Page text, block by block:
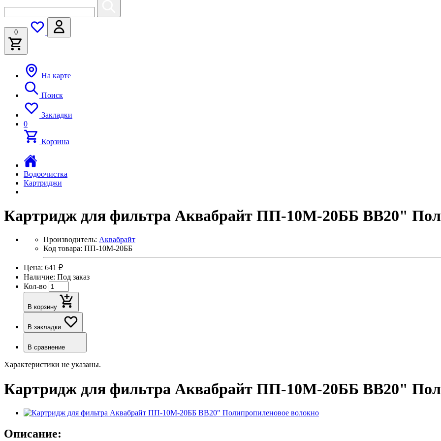
0
На карте
Поиск
Закладки
0
Корзина
Водоочистка
Картриджи
Картридж для фильтра Аквабрайт ПП-10М-20ББ BB20"
Производитель: Аквабрайт
Код товара: ПП-10М-20ББ
Цена: 641 ₽
Наличие: Под заказ
Кол-во
В корзину
В закладки
В сравнение
Характеристики не указаны.
Картридж для фильтра Аквабрайт ПП-10М-20ББ BB20"
Описание: